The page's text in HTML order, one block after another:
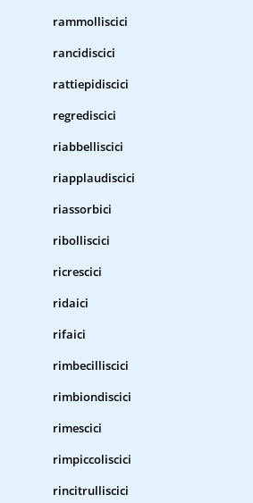
rammolliscici
rancidiscici
rattiepidiscici
regrediscici
riabbelliscici
riapplaudiscici
riassorbici
ribolliscici
ricrescici
ridaici
rifaici
rimbecilliscici
rimbiondiscici
rimescici
rimpiccoliscici
rincitrulliscici